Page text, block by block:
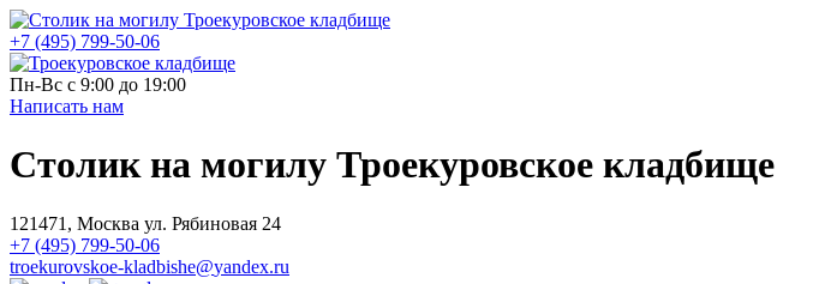
+7 (495) 799-50-06
Пн-Вс с 9:00 до 19:00
Написать нам
Столик на могилу Троекуровское кладбище
121471, Москва ул. Рябиновая 24
+7 (495) 799-50-06
troekurovskoe-kladbishe@yandex.ru